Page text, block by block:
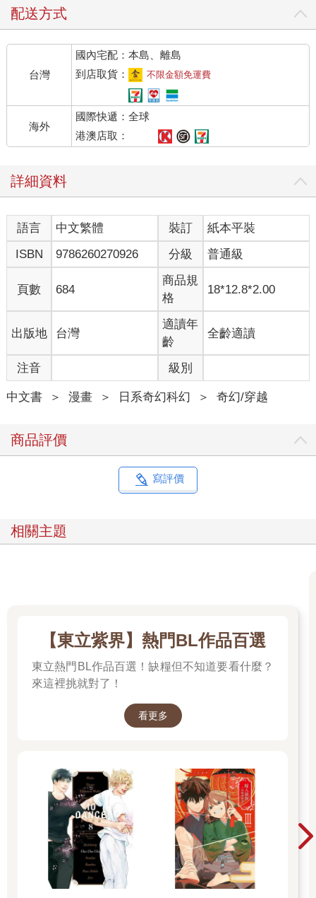
配送方式
台灣
國內宅配：本島、離島
到店取貨：
不限金額免運費
海外
國際快遞：全球
港澳店取：
詳細資料
語言 中文繁體 裝訂
紙本平裝
ISBN
9786260270926 分級 普通級
頁數 684
商品規
格
18*12.8*2.00
出版地 台灣
適讀年
齡
全齡適讀
注音 級別
中文書 ＞ 漫畫 ＞ 日系奇幻科幻 ＞ 奇幻/穿越
商品評價
寫評價
相關主題
【東立紫界】熱門BL作品百選
東立熱門BL作品百選！缺糧但不知道要看什麼？
來這裡挑就對了！
看更多